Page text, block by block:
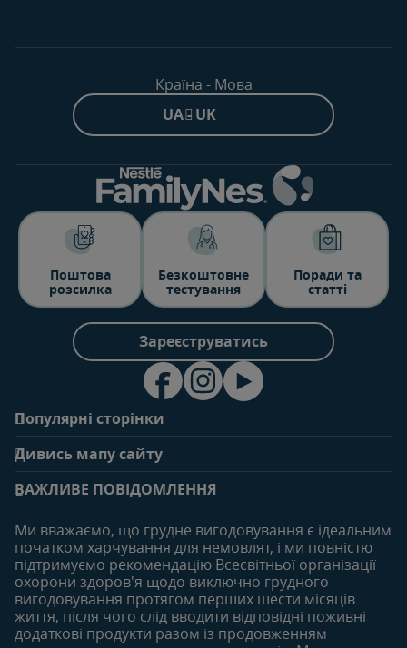
Країна - Мова
UA - UK
Поштова
розсилка
Безкоштовне
тестування
Поради та
статті
Зареєструватись
Популярні сторінки
Поширені запитання
Особистий кабінет
Придбати
Наші бренди
Безкоштовні тестування
Дивись мапу сайту
Статті
Статті
6-12 місяців
Статті
Продукти
12-18 місяців
Статті
Продукти
18-24 місяців
ВАЖЛИВЕ ПОВІДОМЛЕННЯ
Ми вважаємо, що грудне вигодовування є ідеальним
початком харчування для немовлят, і ми повністю
підтримуємо рекомендацію Всесвітньої організації
охорони здоров'я щодо виключно грудного
вигодовування протягом перших шести місяців
життя, після чого слід вводити відповідні поживні
додаткові продукти разом із продовженням